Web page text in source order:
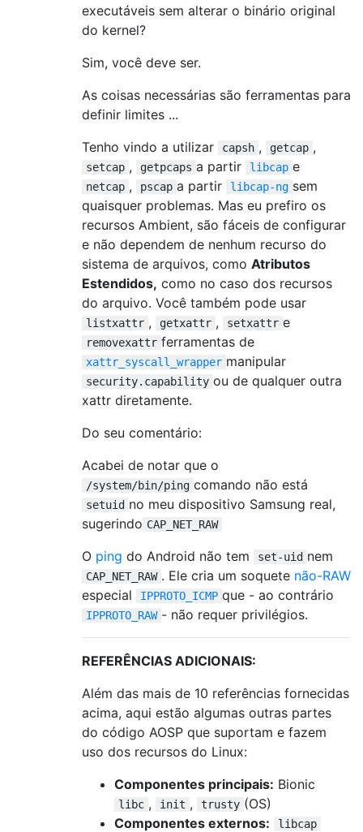
executáveis ​​sem alterar o binário original
do kernel?
Sim, você deve ser.
As coisas necessárias são ferramentas para
definir limites ...
Tenho vindo a utilizar
capsh , getcap ,
setcap , getpcaps a partir libcap e
netcap , pscap a partir libcap-ng sem
quaisquer problemas. Mas eu prefiro os
recursos Ambient, são fáceis de configurar
e não dependem de nenhum recurso do
sistema de arquivos, como Atributos
Estendidos, como no caso dos recursos
do arquivo. Você também pode usar
listxattr , getxattr , setxattr e
removexattr ferramentas de
xattr_syscall_wrapper manipular
security.capability ou de qualquer outra
xattr diretamente.
Do seu comentário:
Acabei de notar que o
/system/bin/ping comando não está
setuid no meu dispositivo Samsung real,
sugerindo CAP_NET_RAW
O ping do Android não tem set-uid nem
CAP_NET_RAW . Ele cria um soquete não-RAW
especial
IPPROTO_ICMP que - ao contrário
IPPROTO_RAW - não requer privilégios.
REFERÊNCIAS ADICIONAIS:
Além das mais de 10 referências fornecidas
acima, aqui estão algumas outras partes
do código AOSP que suportam e fazem
uso dos recursos do Linux:
Componentes principais: Bionic
libc , init , trusty (OS)
Componentes externos:
libcap